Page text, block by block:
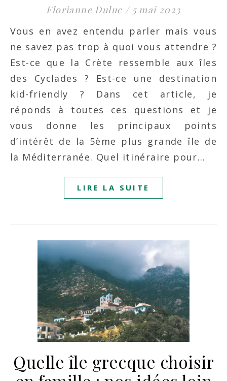
Florianne Duluc / 5 mai 2023
Vous en avez entendu parler mais vous
ne savez pas trop à quoi vous attendre ?
Est-ce que la Crète ressemble aux îles
des Cyclades ? Est-ce une destination
kid-friendly ? Dans cet article, je
réponds à toutes ces questions et je
vous donne les principaux points
d’intérêt de la 5ème plus grande île de
la Méditerranée. Quel itinéraire pour…
LIRE LA SUITE
Quelle île grecque choisir